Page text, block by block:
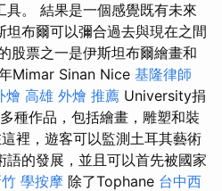
。 結果是一個感覺既有未來
布爾可以彌合過去與現在之間
股票之一是伊斯坦布爾繪畫和
Mimar Sinan Nice 基隆律師
燴 高雄 外燴 推薦 University捐
種作品，包括繪畫，雕塑和裝
裡，遊客可以監測土耳其藝術
的發展，並且可以首先被國家
學按摩 除了Tophane 台中西